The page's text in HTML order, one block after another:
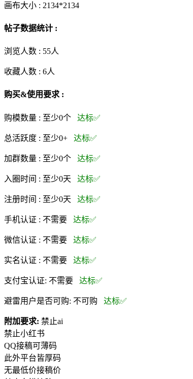
画布大小 : 2134*2134
帖子数据统计 :
浏览人数 : 55人
收藏人数 : 6人
购买&使用要求 :
购模数量 : 至少0个 达标✅
总活跃度 : 至少0+ 达标✅
加群数量 : 至少0个 达标✅
入圈时间 : 至少0天 达标✅
注册时间 : 至少0天 达标✅
手机认证 : 不需要 达标✅
微信认证 : 不需要 达标✅
实名认证 : 不需要 达标✅
支付宝认证: 不需要 达标✅
避雷用户是否可购: 不可购 达标✅
附加要求: 禁止ai
禁止小红书
QQ接稿可薄码
此外平台皆厚码
无最低价接稿价